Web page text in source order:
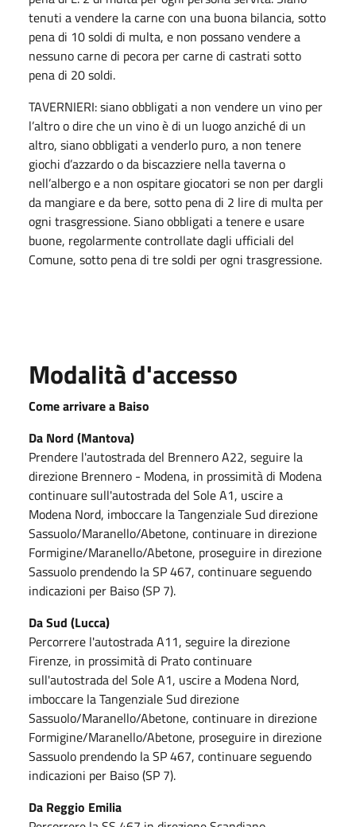
tenuti a vendere la carne con una buona bilancia, sotto
pena di 10 soldi di multa, e non possano vendere a
nessuno carne di pecora per carne di castrati sotto
pena di 20 soldi.
TAVERNIERI: siano obbligati a non vendere un vino per
l’altro o dire che un vino è di un luogo anziché di un
altro, siano obbligati a venderlo puro, a non tenere
giochi d’azzardo o da biscazziere nella taverna o
nell’albergo e a non ospitare giocatori se non per dargli
da mangiare e da bere, sotto pena di 2 lire di multa per
ogni trasgressione. Siano obbligati a tenere e usare
buone, regolarmente controllate dagli ufficiali del
Comune, sotto pena di tre soldi per ogni trasgressione.
Modalità d'accesso
Come arrivare a Baiso
Da Nord (Mantova)
Prendere l'autostrada del Brennero A22, seguire la
direzione Brennero - Modena, in prossimità di Modena
continuare sull'autostrada del Sole A1, uscire a
Modena Nord, imboccare la Tangenziale Sud direzione
Sassuolo/Maranello/Abetone, continuare in direzione
Formigine/Maranello/Abetone, proseguire in direzione
Sassuolo prendendo la SP 467, continuare seguendo
indicazioni per Baiso (SP 7).
Da Sud (Lucca)
Percorrere l'autostrada A11, seguire la direzione
Firenze, in prossimità di Prato continuare
sull'autostrada del Sole A1, uscire a Modena Nord,
imboccare la Tangenziale Sud direzione
Sassuolo/Maranello/Abetone, continuare in direzione
Formigine/Maranello/Abetone, proseguire in direzione
Sassuolo prendendo la SP 467, continuare seguendo
indicazioni per Baiso (SP 7).
Da Reggio Emilia